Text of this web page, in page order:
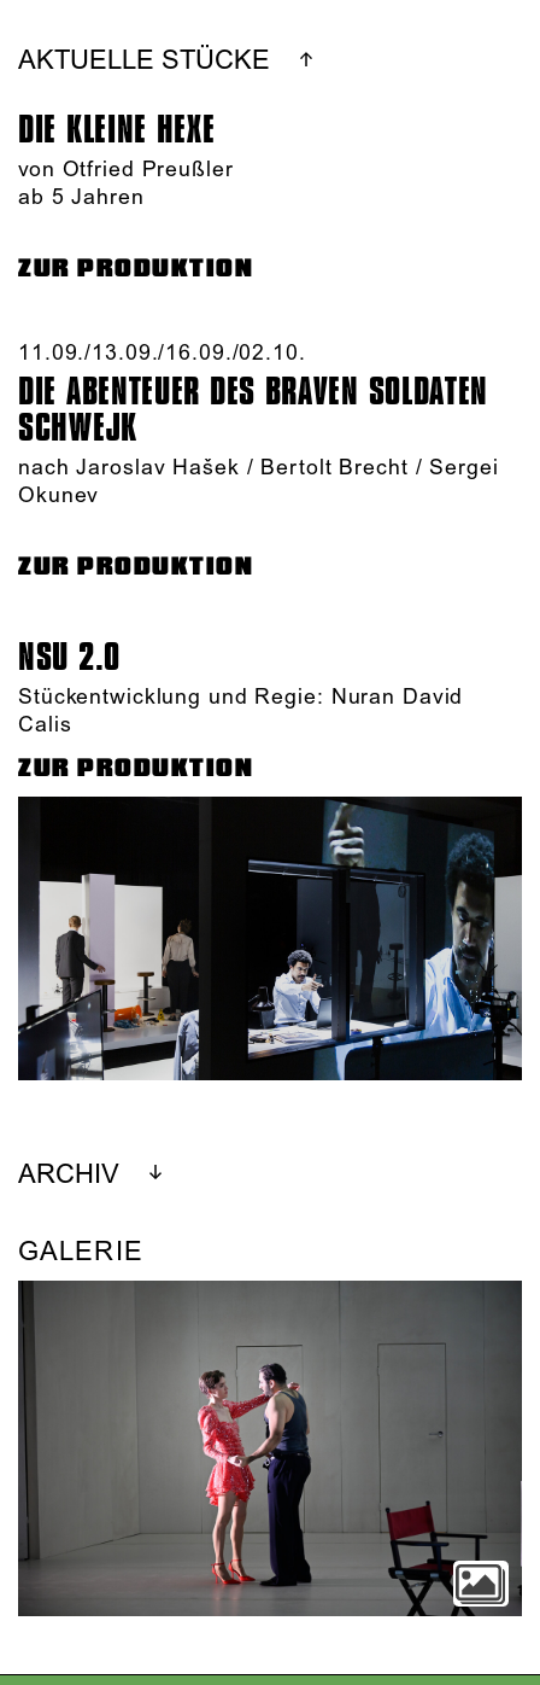
AKTUELLE STÜCKE
DIE KLEINE HEXE
von Otfried Preußler
ab 5 Jahren
ZUR PRODUKTION
11.09./​13.09./​16.09./​02.10.​
DIE ABENTEUER DES BRAVEN SOLDATEN
SCHWEJK
nach Jaroslav Hašek / Bertolt Brecht / Sergei
Okunev
ZUR PRODUKTION
NSU 2.0
Stückentwicklung und Regie: Nuran David
Calis
ZUR PRODUKTION
ARCHIV
GALERIE